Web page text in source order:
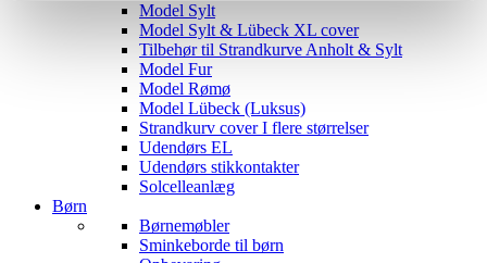
Model Sylt
Model Sylt & Lübeck XL cover
Tilbehør til Strandkurve Anholt & Sylt
Model Fur
Model Rømø
Model Lübeck (Luksus)
Strandkurv cover I flere størrelser
Udendørs EL
Udendørs stikkontakter
Solcelleanlæg
Børn
Børnemøbler
Sminkeborde til børn